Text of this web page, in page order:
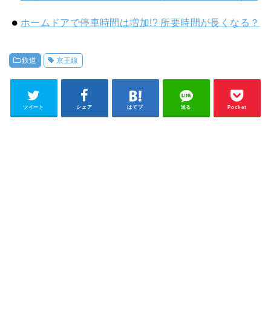
ホームドアで停車時間は増加!? 所要時間が長くなる？
鉄道 京王線
ツイート シェア はてブ 送る Pocket